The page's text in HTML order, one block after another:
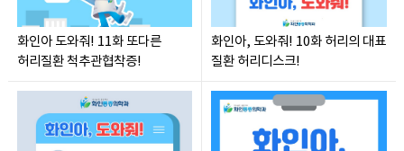
화인아 도와줘! 11화 또다른
허리질환 척추관협착증!
화인아, 도와줘! 10화 허리의 대표
질환 허리디스크!